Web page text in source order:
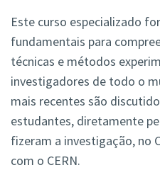
Este curso especializado
fundamentais para
técnicas e métodos
investigadores de todo o
mais recentes são
estudantes, diretamente
fizeram a investigação, no
com o CERN.